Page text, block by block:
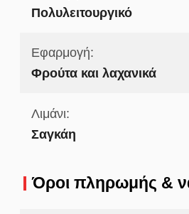
Πολυλειτουργικό
Εφαρμογή:
Φρούτα και λαχανικά
Λιμάνι:
Σαγκάη
Όροι πληρωμής &